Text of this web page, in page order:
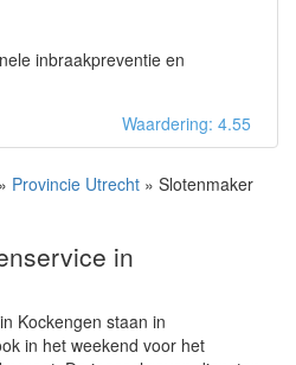
inbraakpreventie en
Waardering: 4.55
» Provincie Utrecht » Slotenmaker
in
Kockengen staan in
in het weekend voor het